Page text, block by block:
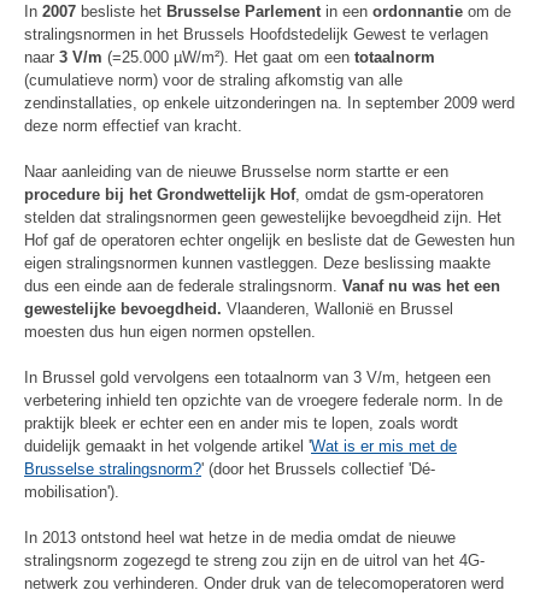
In 2007 besliste het Brusselse Parlement in een ordonnantie om de
stralingsnormen in het Brussels Hoofdstedelijk Gewest te verlagen
naar 3 V/m (=25.000 µW/m²). Het gaat om een totaalnorm
(cumulatieve norm) voor de straling afkomstig van alle
zendinstallaties, op enkele uitzonderingen na. In september 2009 werd
deze norm effectief van kracht.
Naar aanleiding van de nieuwe Brusselse norm startte er een
procedure bij het Grondwettelijk Hof, omdat de gsm-operatoren
stelden dat stralingsnormen geen gewestelijke bevoegdheid zijn. Het
Hof gaf de operatoren echter ongelijk en besliste dat de Gewesten hun
eigen stralingsnormen kunnen vastleggen. Deze beslissing maakte
dus een einde aan de federale stralingsnorm. Vanaf nu was het een
gewestelijke bevoegdheid. Vlaanderen, Wallonië en Brussel
moesten dus hun eigen normen opstellen.
In Brussel gold vervolgens een totaalnorm van 3 V/m, hetgeen een
verbetering inhield ten opzichte van de vroegere federale norm. In de
praktijk bleek er echter een en ander mis te lopen, zoals wordt
duidelijk gemaakt in het volgende artikel 'Wat is er mis met de
Brusselse stralingsnorm?' (door het Brussels collectief 'Dé-
mobilisation').
In 2013 ontstond heel wat hetze in de media omdat de nieuwe
stralingsnorm zogezegd te streng zou zijn en de uitrol van het 4G-
netwerk zou verhinderen. Onder druk van de telecomoperatoren werd